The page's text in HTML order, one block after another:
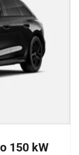
150 kW